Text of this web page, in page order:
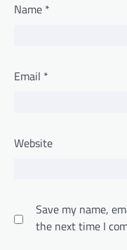
Name *
Email *
Website
Save my name,
the next time I